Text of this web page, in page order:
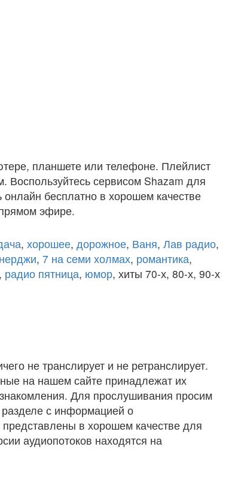
планшете или телефоне. Плейлист
Воспользуйтесь сервисом Shazam для
онлайн бесплатно в хорошем качестве
эфире.
, хорошее, дорожное, Ваня, Лав радио,
, 7 на семи холмах, романтика,
, радио пятница, юмор, хиты 70-х, 80-х, 90-х
не транслирует и не ретранслирует.
на нашем сайте принадлежат их
Для прослушивания просим
с информацией о
в хорошем качестве для
аудиопотоков находятся на